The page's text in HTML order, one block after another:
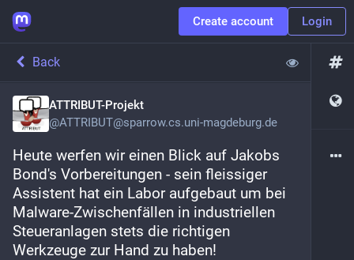
Create account Login
Back
ATTRIBUT-Projekt
@ATTRIBUT@sparrow.cs.uni-magdeburg.de
Heute werfen wir einen Blick auf Jakobs
Bond's Vorbereitungen - sein fleissiger
Assistent hat ein Labor aufgebaut um bei
Malware-Zwischenfällen in industriellen
Steueranlagen stets die richtigen
Werkzeuge zur Hand zu haben!